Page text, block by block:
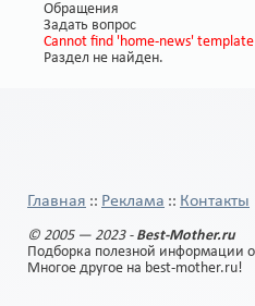
Обращения
Задать вопрос
Cannot find 'home-news'
Раздел не найден.
Главная :: Реклама :: Контакты
© 2005 — 2023 - Best-Mother.ru
Подборка полезной информации о
Многое другое на best-mother.ru!